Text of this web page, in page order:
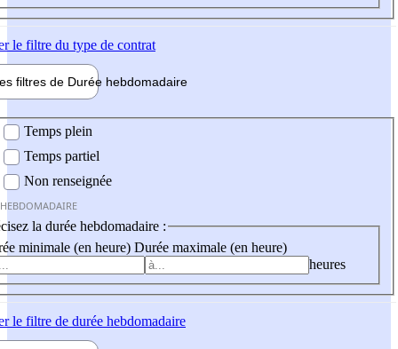
le filtre du type de contrat
filtres de Durée hebdomadaire
Temps plein
Temps partiel
Non renseignée
la durée hebdomadaire :
minimale (en heure) Durée maximale (en heure)
heures
le filtre de durée hebdomadaire